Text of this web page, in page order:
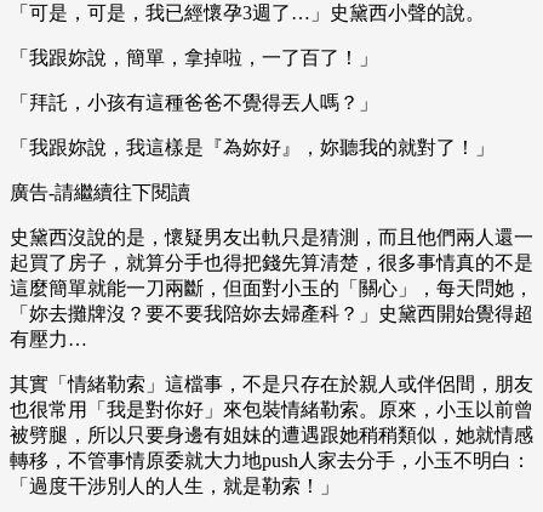
「可是，可是，我已經懷孕3週了…」史黛西小聲的說。
「我跟妳說，簡單，拿掉啦，一了百了！」
「拜託，小孩有這種爸爸不覺得丟人嗎？」
「我跟妳說，我這樣是『為妳好』，妳聽我的就對了！」
廣告-請繼續往下閱讀
史黛西沒說的是，懷疑男友出軌只是猜測，而且他們兩人還一
起買了房子，就算分手也得把錢先算清楚，很多事情真的不是
這麼簡單就能一刀兩斷，但面對小玉的「關心」，每天問她，
「妳去攤牌沒？要不要我陪妳去婦產科？」史黛西開始覺得超
有壓力…
其實「情緒勒索」這檔事，不是只存在於親人或伴侶間，朋友
也很常用「我是對你好」來包裝情緒勒索。原來，小玉以前曾
被劈腿，所以只要身邊有姐妹的遭遇跟她稍稍類似，她就情感
轉移，不管事情原委就大力地push人家去分手，小玉不明白：
「過度干涉別人的人生，就是勒索！」